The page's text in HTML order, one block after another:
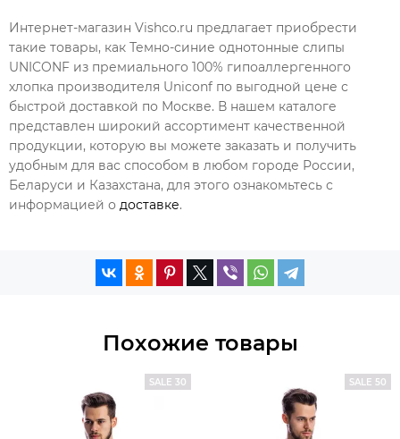
Интернет-магазин Vishco.ru предлагает приобрести
такие товары, как Темно-синие однотонные слипы
UNICONF из премиального 100% гипоаллергенного
хлопка производителя Uniconf по выгодной цене с
быстрой доставкой по Москве. В нашем каталоге
представлен широкий ассортимент качественной
продукции, которую вы можете заказать и получить
удобным для вас способом в любом городе России,
Беларуси и Казахстана, для этого ознакомьтесь с
информацией о доставке.
Похожие товары
SALE 30 SALE 50